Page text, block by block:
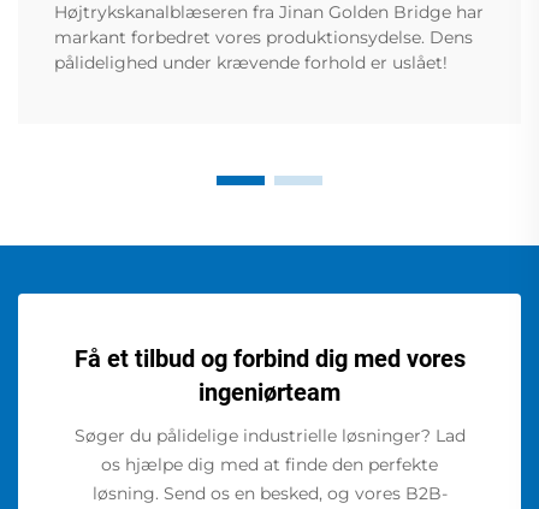
Højtrykskanalblæseren fra Jinan Golden Bridge har
markant forbedret vores produktionsydelse. Dens
pålidelighed under krævende forhold er uslået!
Få et tilbud og forbind dig med vores
ingeniørteam
Søger du pålidelige industrielle løsninger? Lad
os hjælpe dig med at finde den perfekte
løsning. Send os en besked, og vores B2B-